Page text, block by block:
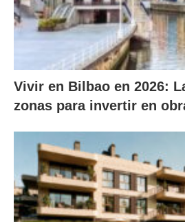
Vivir en Bilbao en 2026:
zonas para invertir en